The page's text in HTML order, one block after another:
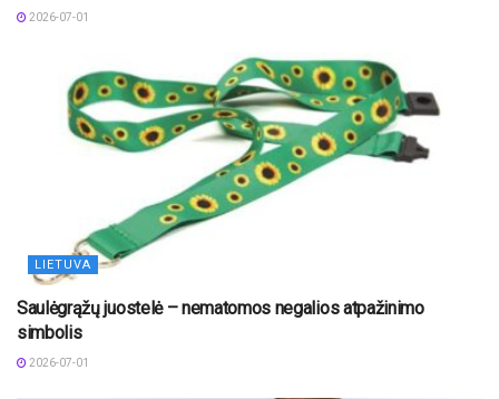
2026-07-01
LIETUVA
Saulėgrąžų juostelė – nematomos negalios atpažinimo
simbolis
2026-07-01